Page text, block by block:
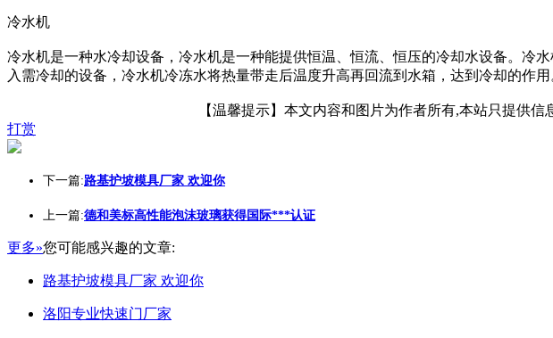
冷水机
冷水机是一种水冷却设备，冷水机是一种能提供恒温、恒流、恒压的冷却水设备。冷
入需冷却的设备，冷水机冷冻水将热量带走后温度升高再回流到水箱，达到冷却的作用
【温馨提示】本文内容和图片为作者所有,本站只提供
打赏
下一篇:路基护坡模具厂家 欢迎你
上一篇:德和美标高性能泡沫玻璃获得国际***认证
更多»您可能感兴趣的文章:
路基护坡模具厂家 欢迎你
洛阳专业快速门厂家